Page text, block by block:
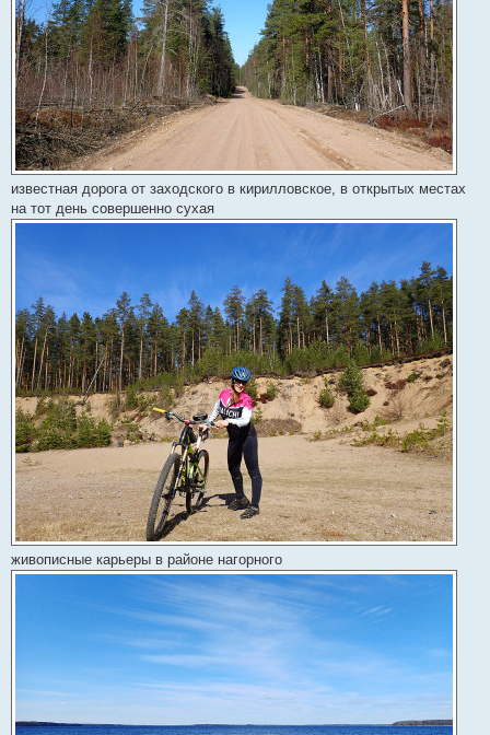
известная дорога от заходского в кирилловское, в открытых местах
на тот день совершенно сухая
живописные карьеры в районе нагорного